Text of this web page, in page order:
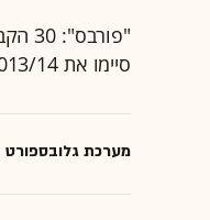
סיימו את 2013/14 ברווח תפעולי
מערכת גלובספורט